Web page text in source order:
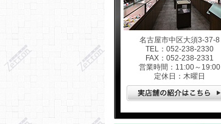
名古屋市中区大須3-37-8
TEL：052-238-2330
FAX：052-238-2331
営業時間：11:00～19:00
定休日：木曜日